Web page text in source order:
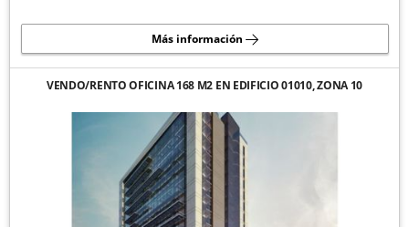
Más información
VENDO/RENTO OFICINA 168 M2 EN EDIFICIO 01010, ZONA 10